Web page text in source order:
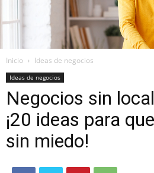
Inicio Ideas de negocios
Ideas de negocios
Negocios sin
¡20 ideas para
sin miedo!